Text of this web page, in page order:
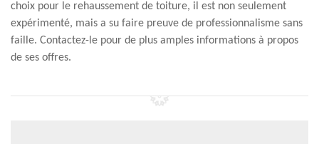
choix pour le rehaussement de toiture, il est non seulement
expérimenté, mais a su faire preuve de professionnalisme sans
faille. Contactez-le pour de plus amples informations à propos
de ses offres.